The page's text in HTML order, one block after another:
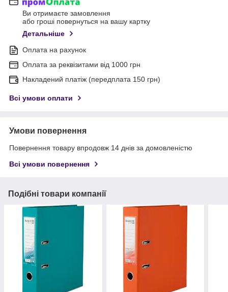
Ви отримаєте замовлення
або гроші повернуться на вашу картку
Детальніше
Оплата на рахунок
Оплата за реквізитами від 1000 грн
Накладений платіж (передплата 150 грн)
Всі умови оплати
Умови повернення
Повернення товару впродовж 14 днів за домовленістю
Всі умови повернення
Подібні товари компанії